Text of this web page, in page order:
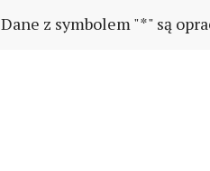
Dane z symbolem "*" są